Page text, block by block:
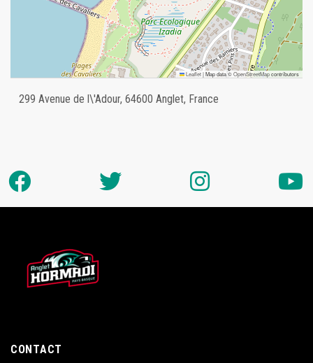
Leaflet|Map data ©OpenStreetMapcontributors
299 Avenue de l\'Adour, 64600 Anglet, France
CONTACT